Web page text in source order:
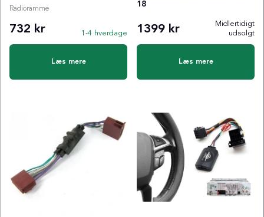
Radioramme
732 kr 1-4 hverdage
Læs mere
18
1399 kr
Midlertidigt
udsolgt
Læs mere